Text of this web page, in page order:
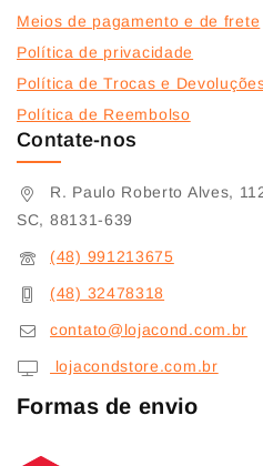
Meios de pagamento e de frete
Política de privacidade
Política de Trocas e
Política de Reembolso
Contate-nos
R. Paulo Roberto Alves,
SC, 88131-639
(48) 991213675
(48) 32478318
contato@lojacond.com.br
lojacondstore.com.br
Formas de envio